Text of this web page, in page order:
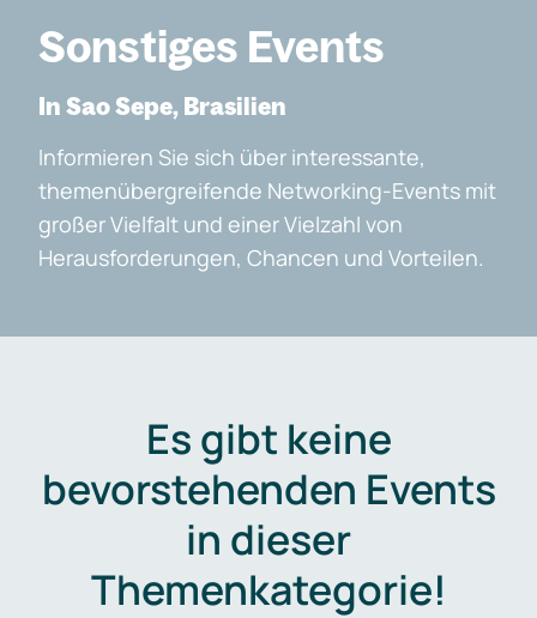
Sonstiges Events
In Sao Sepe, Brasilien
Informieren Sie sich über interessante,
themenübergreifende Networking-Events mit
großer Vielfalt und einer Vielzahl von
Herausforderungen, Chancen und Vorteilen.
Es gibt keine
bevorstehenden Events
in dieser
Themenkategorie!